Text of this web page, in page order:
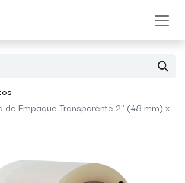
de Empaque Transparente 2" (48 mm) x